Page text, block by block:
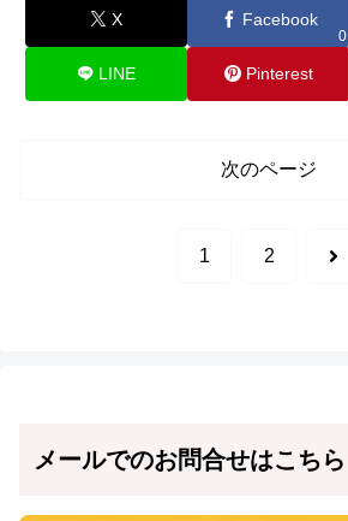
X Facebook
0
LINE Pinterest
次のページ
1 2 次
メールでのお問合せはこちら